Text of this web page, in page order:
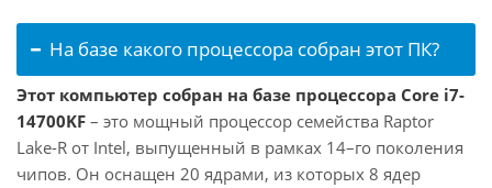
На базе какого процессора собран этот ПК?
Этот компьютер собран на базе процессора Core i7-
14700KF – это мощный процессор семейства Raptor
Lake-R от Intel, выпущенный в рамках 14–го поколения
чипов. Он оснащен 20 ядрами, из которых 8 ядер